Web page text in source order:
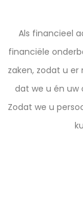
Als financieel
financiële
zaken, zodat u
dat we u én uw
Zodat we u